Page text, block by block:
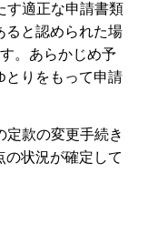
す適正な申請書類
ると認められた場
。あらかじめ予
とりをもって申請
款の変更手続き
の状況が確定して